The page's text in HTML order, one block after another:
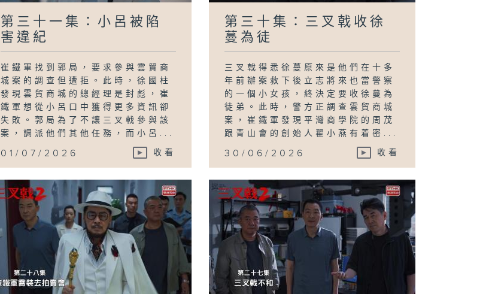
第三十一集：小呂被陷
害違紀
崔鐵軍找到郭局，要求參與雲貿商
城案的調查但遭拒。此時，徐國柱
發現雲貿商城的總經理是封彪，崔
鐵軍想從小呂口中獲得更多資訊卻
失敗。郭局為了不讓三叉戟參與該
案，調派他們其他任務，而小呂...
01/07/2026 收看
第三十集：三叉戟收徐
蔓為徒
三叉戟得悉徐蔓原來是他們在十多
年前辦案救下後立志將來也當警察
的一個小女孩，終決定要收徐蔓為
徒弟。此時，警方正調查雲貿商城
案，崔鐵軍發現平灣商學院的周茂
跟青山會的創始人翟小燕有着密...
30/06/2026 收看